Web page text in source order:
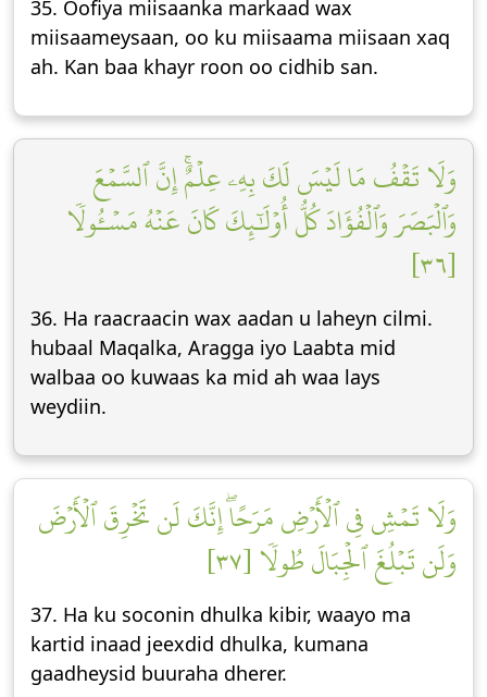
35. Oofiya miisaanka markaad wax
miisaameysaan, oo ku miisaama miisaan xaq
ah. Kan baa khayr roon oo cidhib san.
وَلَا تَقۡفُ مَا لَيۡسَ لَكَ بِهِۦ عِلۡمٌۚ إِنَّ ٱلسَّمۡعَ
وَٱلۡبَصَرَ وَٱلۡفُؤَادَ كُلُّ أُوْلَٰٓئِكَ كَانَ عَنۡهُ مَسۡـُٔولٗا
[٣٦]
36. Ha raacraacin wax aadan u laheyn cilmi.
hubaal Maqalka, Aragga iyo Laabta mid
walbaa oo kuwaas ka mid ah waa lays
weydiin.
وَلَا تَمۡشِ فِي ٱلۡأَرۡضِ مَرَحًاۖ إِنَّكَ لَن تَخۡرِقَ ٱلۡأَرۡضَ
وَلَن تَبۡلُغَ ٱلۡجِبَالَ طُولٗا [٣٧]
37. Ha ku soconin dhulka kibir, waayo ma
kartid inaad jeexdid dhulka, kumana
gaadheysid buuraha dherer.